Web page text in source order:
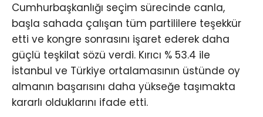
Cumhurbaşkanlığı seçim sürecinde canla,
başla sahada çalışan tüm partililere teşekkür
etti ve kongre sonrasını işaret ederek daha
güçlü teşkilat sözü verdi. Kırıcı % 53.4 ile
İstanbul ve Türkiye ortalamasının üstünde oy
almanın başarısını daha yükseğe taşımakta
kararlı olduklarını ifade etti.